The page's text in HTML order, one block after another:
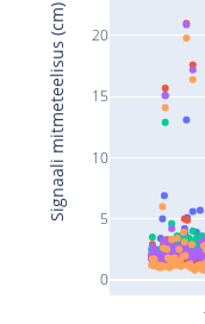
0
5
10
15
20
Signaali mitmeteelisus (cm)